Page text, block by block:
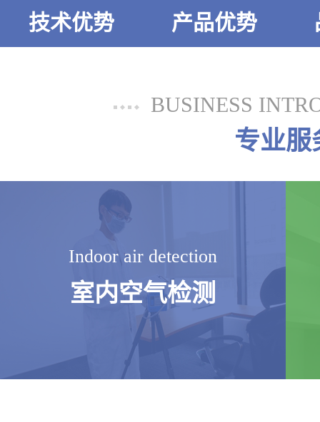
技术优势 产品优势
BUSINESS
专业服
Indoor air detection
室内空气检测